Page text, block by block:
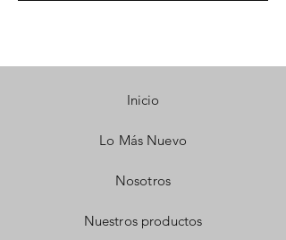
Inicio
Lo Más Nuevo
Nosotros
Nuestros productos